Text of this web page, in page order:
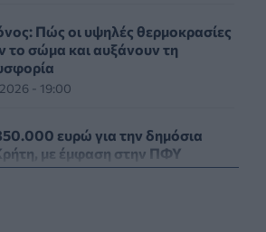
Πώς οι υψηλές θερμοκρασίες
το σώμα και αυξάνουν τη
- 19:00
ευρώ για την δημόσια
με έμφαση στην ΠΦΥ